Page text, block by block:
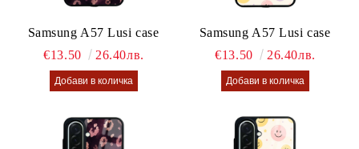
Samsung A57 Lusi case
€13.50
26.40лв.
Samsung A57 Lusi case
€13.50
26.40лв.